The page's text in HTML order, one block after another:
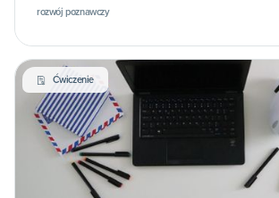
rozwój poznawczy
Ćwiczenie